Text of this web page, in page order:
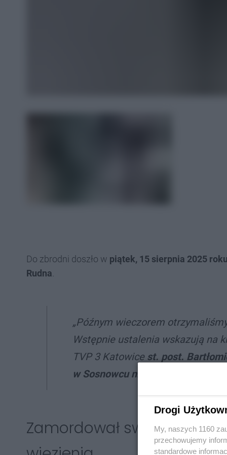
Do zbrodni doszło w piątek, 15 sierpnia 2025 roku
Rudna
„Późnym wieczorem
Wstępnie ustalenia wskazują na
TVP 3 Katowice st. post.
w Sosnowcu niedługo po zdarzeniu
Zamordował swoją matkę,
Drogi
My, naszych 1160
przechowujemy
standardowe